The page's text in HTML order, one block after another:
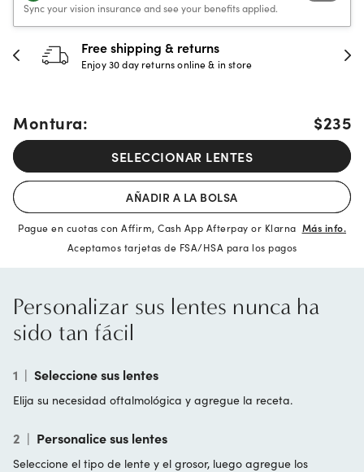
Sync your vision insurance and see your benefits applied.
30-day happiness guarantee
Full refund or replacement within 30 days
Montura: $235
SELECCIONAR LENTES
AÑADIR A LA BOLSA
Pague en cuotas con Affirm, Cash App Afterpay or Klarna Más info.
Aceptamos tarjetas de FSA/HSA para los pagos
Personalizar sus lentes nunca ha
sido tan fácil
1 | Seleccione sus lentes
Elija su necesidad oftalmológica y agregue la receta.
2 | Personalice sus lentes
Seleccione el tipo de lente y el grosor, luego agregue los